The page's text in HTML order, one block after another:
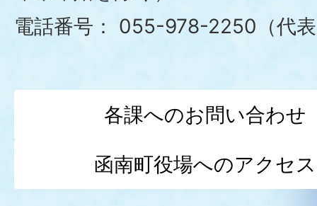
電話番号：
055-978-2250（代
各課へのお問い合わせ
函南町役場へのアクセス